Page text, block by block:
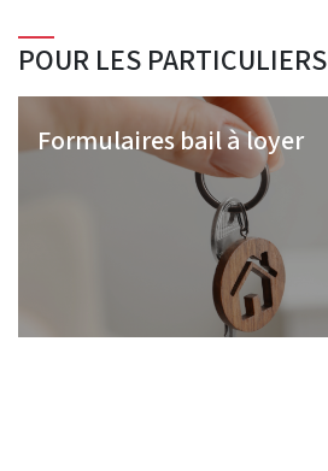
POUR LES PARTICULIERS
Formulaires bail à loyer